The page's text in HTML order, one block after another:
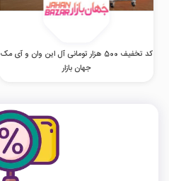
کد تخفیف 500 هزار تومانی آل این وان و آی مک
جهان بازار